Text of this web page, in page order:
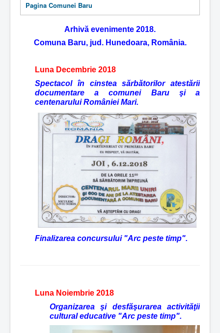
Pagina Comunei Baru
Arhivă evenimente 2018.
Comuna Baru, jud. Hunedoara, România.
Luna Decembrie 2018
Spectacol în cinstea sărbătorilor atestării
documentare a comunei Baru şi a
centenarului României Mari.
Finalizarea concursului "Arc peste timp".
Luna Noiembrie 2018
Organizarea şi desfăşurarea activităţii
cultural educative "Arc peste timp".